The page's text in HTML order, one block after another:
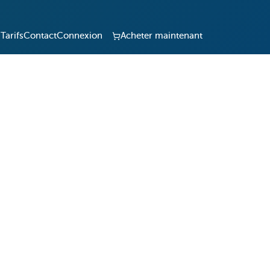
TarifsContactConnexion Acheter maintenant